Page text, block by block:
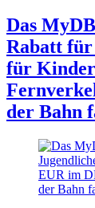
Das
Rabatt für
für Kinder
der Bahn